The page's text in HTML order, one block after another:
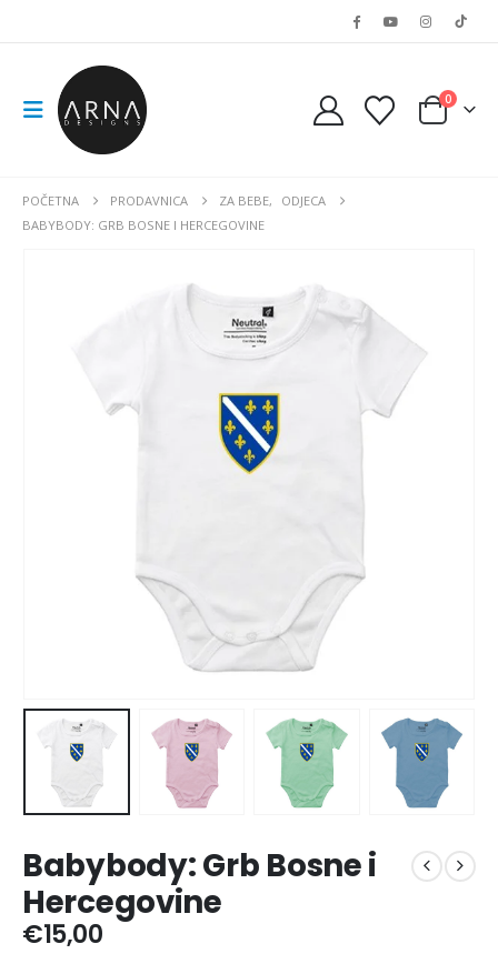
0
POČETNA PRODAVNICA ZA BEBE,
ODJECA
BABYBODY: GRB BOSNE I HERCEGOVINE
Babybody: Grb Bosne i
Hercegovine
€15,00